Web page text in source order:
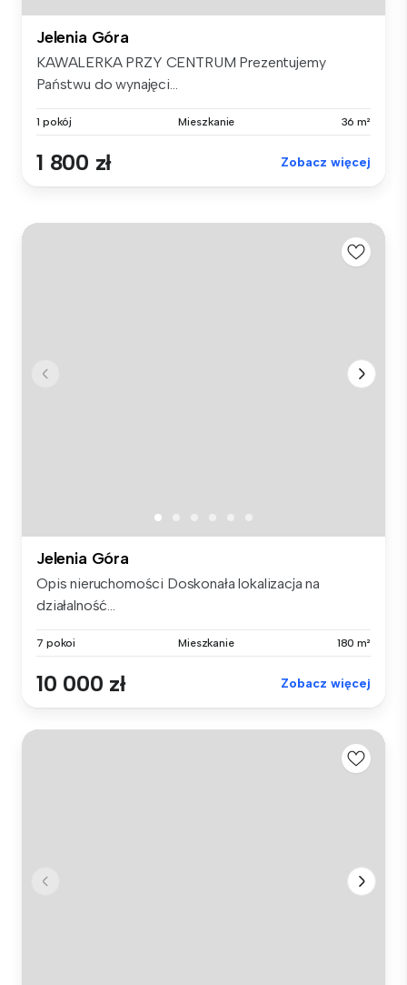
Jelenia Góra
KAWALERKA PRZY CENTRUM Prezentujemy
Państwu do wynajęci...
1 pokój Mieszkanie 36 m²
1 800 zł Zobacz więcej
Jelenia Góra
Opis nieruchomości Doskonała lokalizacja na
działalność...
7 pokoi Mieszkanie 180 m²
10 000 zł Zobacz więcej